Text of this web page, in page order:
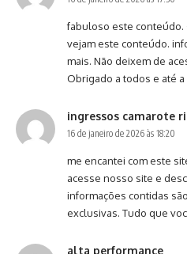
fabuloso este conteúdo.
vejam este conteúdo.
mais. Não deixem de
Obrigado a todos e até a
ingressos camarote
16 de janeiro de 2026 às 18:20
me encantei com este
acesse nosso site e
informações contidas
exclusivas. Tudo que
alta performance